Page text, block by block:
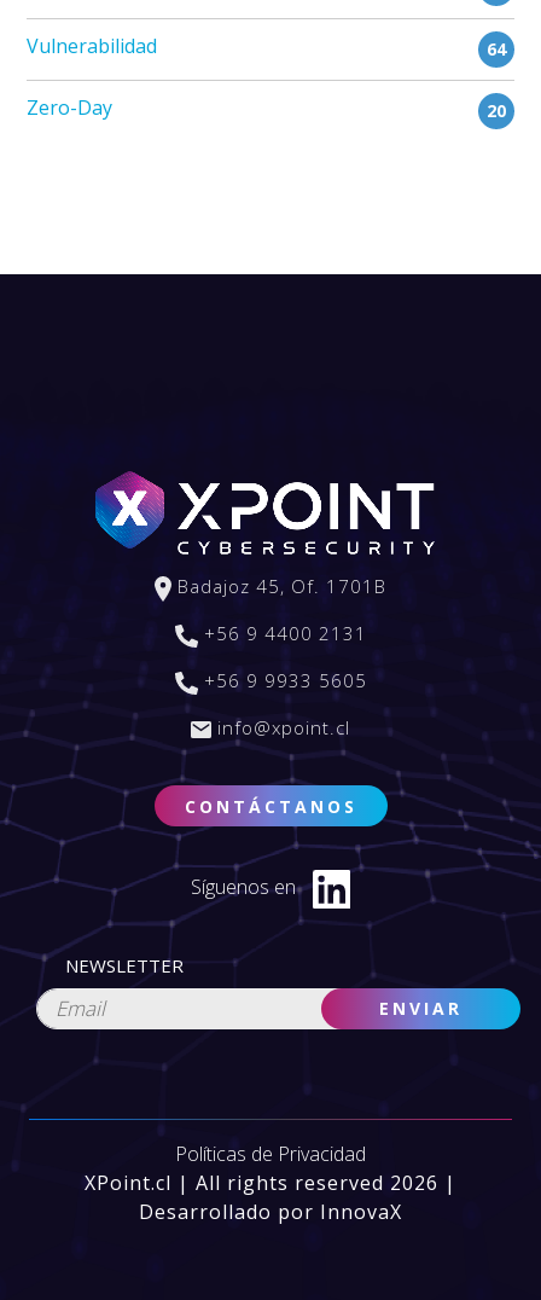
Vulnerabilidad 64
Zero-Day 20
+56 9 4400 2131
Badajoz 45, Of. 1701B
+56 9 9933 5605
info@xpoint.cl
CONTÁCTANOS
Síguenos en
NEWSLETTER
Políticas de Privacidad
XPoint.cl | All rights reserved 2026 |
Desarrollado por InnovaX